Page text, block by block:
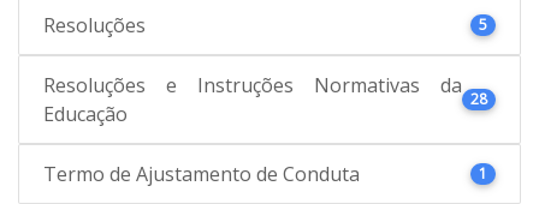
Resoluções 5
Resoluções e Instruções Normativas da
Educação
28
Termo de Ajustamento de Conduta 1